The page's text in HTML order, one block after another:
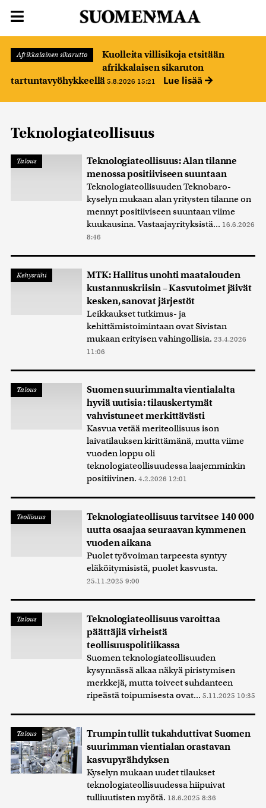
Afrikkalainen sikarutto
Kuolleita villisikoja etsitään
afrikkalaisen sikaruton
tartuntavyöhykkeellä 5.8.2026 15:21 Lue lisää
Teknologiateollisuus
Talous
Teknologiateollisuus: Alan tilanne
menossa positiiviseen suuntaan
Teknologiateollisuuden Teknobaro-
kyselyn mukaan alan yritysten tilanne on
mennyt positiiviseen suuntaan viime
kuukausina. Vastaajayrityksistä... 16.6.2026
8:46
Kehysriihi
MTK: Hallitus unohti maatalouden
kustannuskriisin – Kasvutoimet jäivät
kesken, sanovat järjestöt
Leikkaukset tutkimus- ja
kehittämistoimintaan ovat Sivistan
mukaan erityisen vahingollisia. 23.4.2026
11:06
Talous
Suomen suurimmalta vientialalta
hyviä uutisia: tilauskertymät
vahvistuneet merkittävästi
Kasvua vetää meriteollisuus ison
laivatilauksen kirittämänä, mutta viime
vuoden loppu oli
teknologiateollisuudessa laajemminkin
positiivinen. 4.2.2026 12:01
Teollisuus
Teknologiateollisuus tarvitsee 140 000
uutta osaajaa seuraavan kymmenen
vuoden aikana
Puolet työvoiman tarpeesta syntyy
eläköitymisistä, puolet kasvusta.
25.11.2025 9:00
Talous
Teknologiateollisuus varoittaa
päättäjiä virheistä
teollisuuspolitiikassa
Suomen teknologiateollisuuden
kysynnässä alkaa näkyä piristymisen
merkkejä, mutta toiveet suhdanteen
ripeästä toipumisesta ovat... 5.11.2025 10:35
Talous
Trumpin tullit tukahduttivat Suomen
suurimman vientialan orastavan
kasvupyrähdyksen
Kyselyn mukaan uudet tilaukset
teknologiateollisuudessa hiipuivat
tulliuutisten myötä. 18.6.2025 8:36